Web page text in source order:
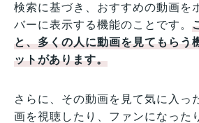
検索に基づき、おすすめの動画を
バーに表示する機能のことです。
と、多くの人に動画を見てもらう
ットがあります。
さらに、その動画を見て気に入っ
画を視聴したり、ファンになった